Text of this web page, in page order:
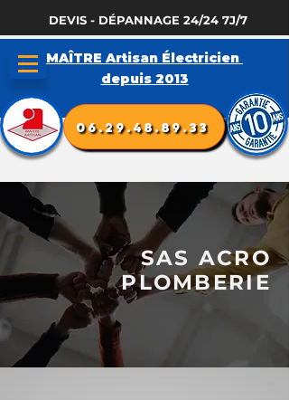
DEVIS - DÉPANNAGE 24/24 7J/7
MAÎTRE Artisan Électricien
depuis 2013
06.29.48.89.33
SAS ACRO
PLOMBERIE​